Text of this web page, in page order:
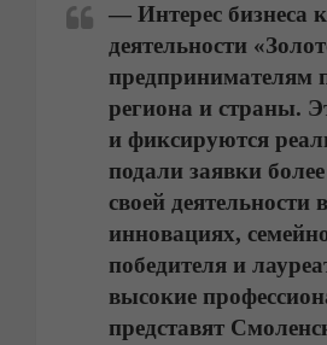
— Интерес бизнеса
деятельности
предпринимателям
региона и страны.
и фиксируются
подали заявки
своей
инновациях,
победителя и
высокие
представят